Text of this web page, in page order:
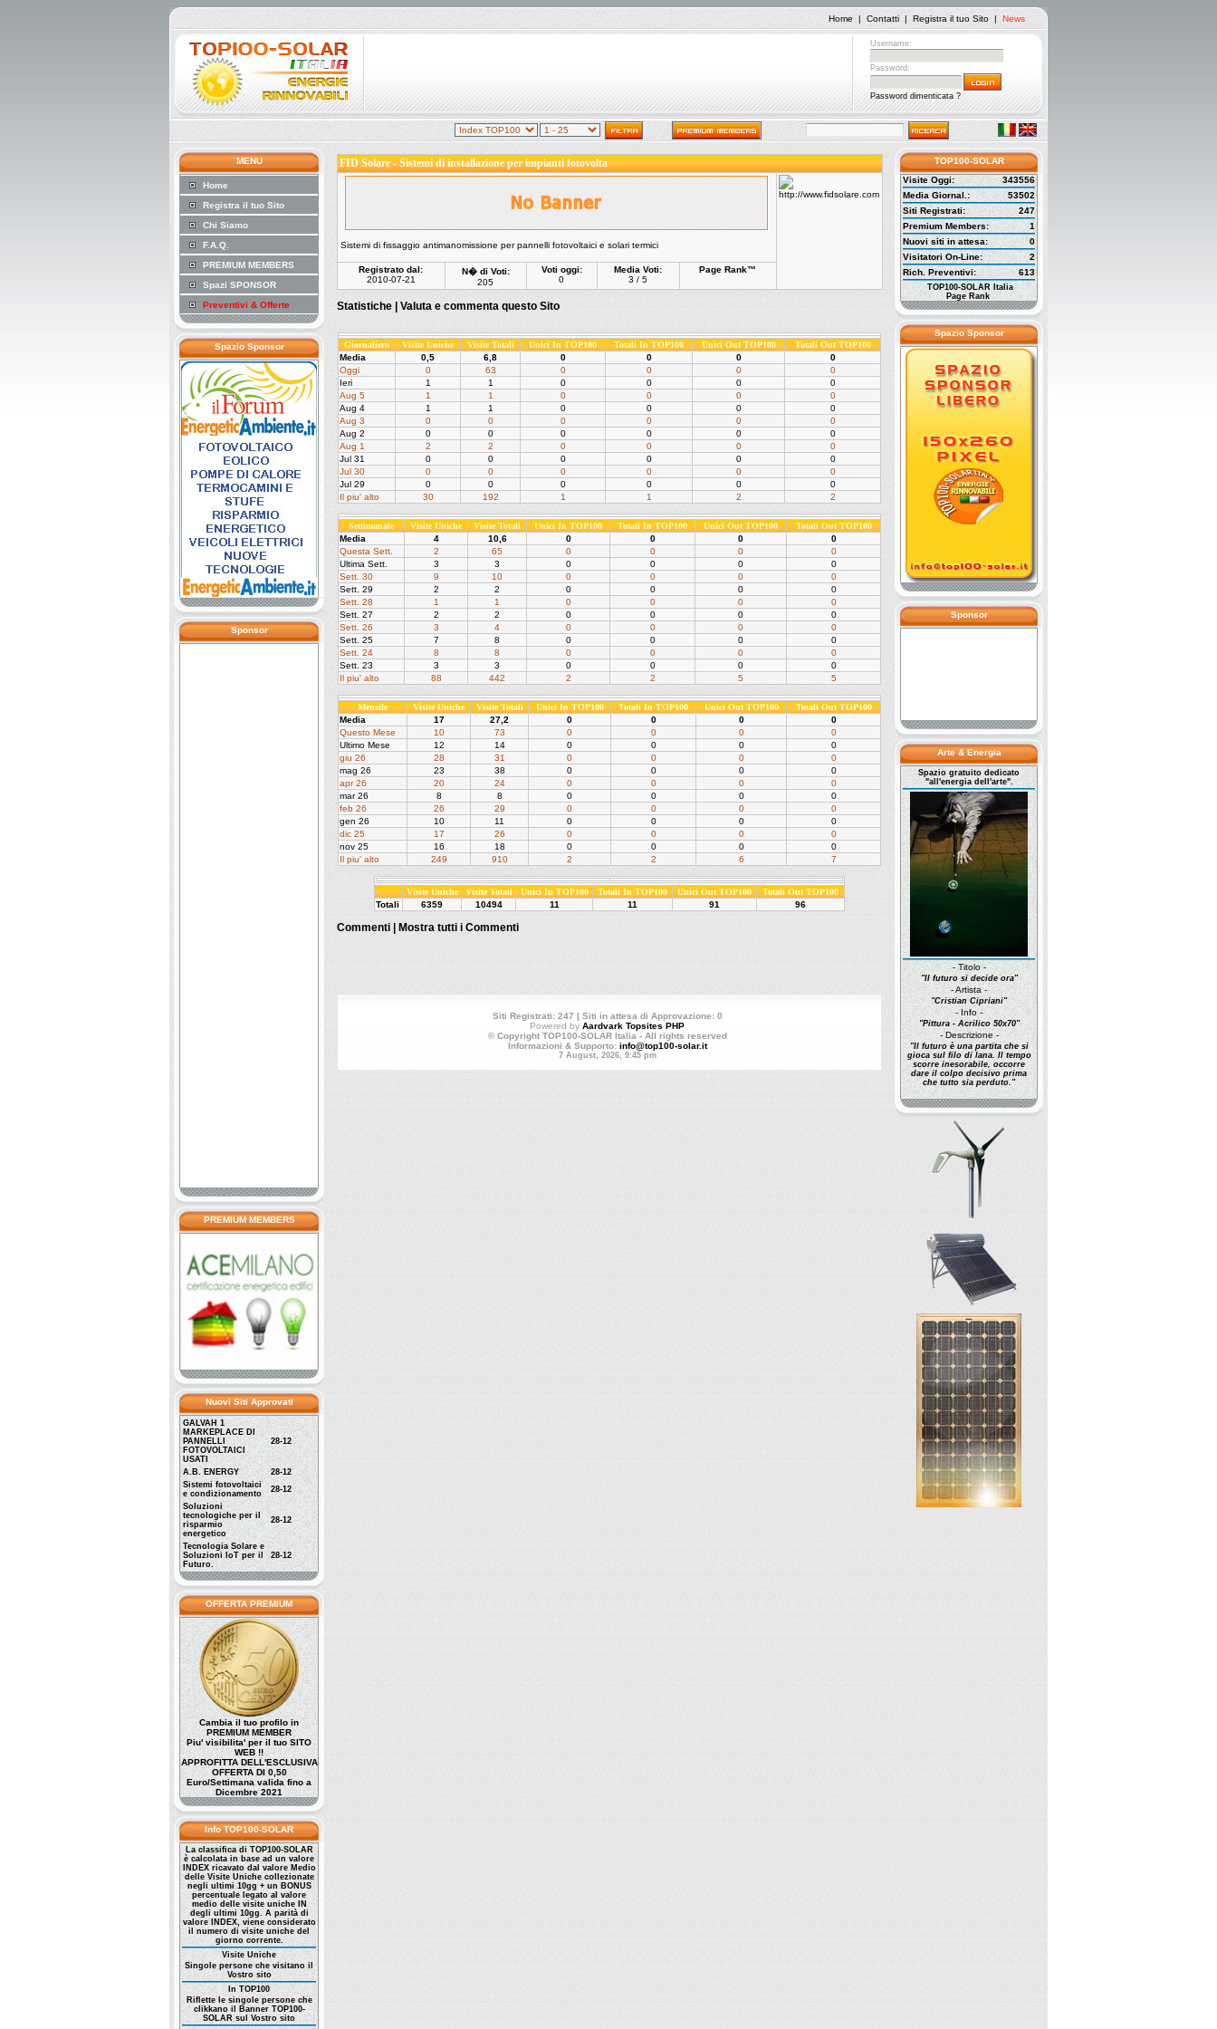
Home | Contatti | Registra il tuo Sito | News
Username:
Password:
Password dimenticata ?
MENU
Home
Registra il tuo Sito
Chi Siamo
F.A.Q.
PREMIUM MEMBERS
Spazi SPONSOR
Preventivi & Offerte
Spazio Sponsor
Sponsor
PREMIUM MEMBERS
Nuovi Siti Approvati
GALVAH 1
MARKEPLACE DI
PANNELLI
FOTOVOLTAICI
USATI
28-12
A.B. ENERGY
28-12
Sistemi fotovoltaici
e condizionamento
28-12
Soluzioni
tecnologiche per il
risparmio
energetico
28-12
Tecnologia Solare e
Soluzioni IoT per il
Futuro.
28-12
OFFERTA PREMIUM
Cambia il tuo profilo in
PREMIUM MEMBER
Piu' visibilita' per il tuo SITO
WEB !!
APPROFITTA DELL'ESCLUSIVA
OFFERTA DI 0,50
Euro/Settimana valida fino a
Dicembre 2021
Info TOP100-SOLAR
La classifica di TOP100-SOLAR
è calcolata in base ad un valore
INDEX ricavato dal valore Medio
delle Visite Uniche collezionate
negli ultimi 10gg + un BONUS
percentuale legato al valore
medio delle visite uniche IN
degli ultimi 10gg. A parità di
valore INDEX, viene considerato
il numero di visite uniche del
giorno corrente.
Visite Uniche
Singole persone che visitano il
Vostro sito
In TOP100
Riflette le singole persone che
clikkano il Banner TOP100-
SOLAR sul Vostro sito
FID Solare - Sistemi di installazione per impianti fotovolta
Sistemi di fissaggio antimanomissione per pannelli fotovoltaici e solari termici
Registrato dal:
2010-07-21
N� di Voti:
205
Voti oggi:
0
Media Voti:
3 / 5
Page Rank™
Statistiche | Valuta e commenta questo Sito
Giornaliero Visite Uniche Visite Totali Unici In TOP100 Totali In TOP100 Unici Out TOP100
Totali Out TOP100
Media
0,5 6,8 0 0 0
0
Oggi
0 63 0 0 0
0
Ieri
1 1 0 0 0
0
Aug 5
1 1 0 0 0
0
Aug 4
1 1 0 0 0
0
Aug 3
0 0 0 0 0
0
Aug 2
0 0 0 0 0
0
Aug 1
2 2 0 0 0
0
Jul 31
0 0 0 0 0
0
Jul 30
0 0 0 0 0
0
Jul 29
0 0 0 0 0
0
Il piu' alto
30 192 1 1 2 2
Settimanale Visite Uniche Visite Totali Unici In TOP100 Totali In TOP100 Unici Out TOP100
Totali Out TOP100
Media
4 10,6 0 0 0
0
Questa Sett.
2 65 0 0 0
0
Ultima Sett.
3 3 0 0 0
0
Sett. 30
9 10 0 0 0
0
Sett. 29
2 2 0 0 0
0
Sett. 28
1 1 0 0 0
0
Sett. 27
2 2 0 0 0
0
Sett. 26
3 4 0 0 0
0
Sett. 25
7 8 0 0 0
0
Sett. 24
8 8 0 0 0
0
Sett. 23
3 3 0 0 0
0
Il piu' alto
88 442 2 2 5 5
Mensile Visite Uniche Visite Totali Unici In TOP100 Totali In TOP100 Unici Out TOP100
Totali Out TOP100
Media
17 27,2 0 0 0
0
Questo Mese
10 73 0 0 0
0
Ultimo Mese
12 14 0 0 0
0
giu 26
28 31 0 0 0
0
mag 26
23 38 0 0 0
0
apr 26
20 24 0 0 0
0
mar 26
8 8 0 0 0
0
feb 26
26 29 0 0 0
0
gen 26
10 11 0 0 0
0
dic 25
17 26 0 0 0
0
nov 25
16 18 0 0 0
0
Il piu' alto
249 910 2 2 6 7
Visite Uniche Visite Totali Unici In TOP100 Totali In TOP100 Unici Out TOP100
Totali Out TOP100
Totali
6359 10494 11 11 91 96
Commenti | Mostra tutti i Commenti
Siti Registrati: 247 | Siti in attesa di Approvazione: 0
Powered by Aardvark Topsites PHP
© Copyright TOP100-SOLAR Italia - All rights reserved
Informazioni & Supporto: info@top100-solar.it
7 August, 2026, 9:45 pm
TOP100-SOLAR
Visite Oggi:
343556
Media Giornal.:
53502
Siti Registrati:
247
Premium Members:
1
Nuovi siti in attesa:
0
Visitatori On-Line:
2
Rich. Preventivi:
613
TOP100-SOLAR Italia
Page Rank
Spazio Sponsor
Sponsor
Arte & Energia
Spazio gratuito dedicato
"all'energia dell'arte".
- Titolo -
"Il futuro si decide ora"
- Artista -
"Cristian Cipriani"
- Info -
"Pittura - Acrilico 50x70"
- Descrizione -
"Il futuro è una partita che si
gioca sul filo di lana. Il tempo
scorre inesorabile, occorre
dare il colpo decisivo prima
che tutto sia perduto."